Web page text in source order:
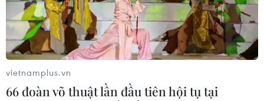
vietnamplus.vn
66 đoàn võ thuật lần đầu tiên hội tụ tại